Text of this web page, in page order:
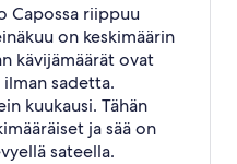
Capossa riippuu
on keskimäärin
kävijämäärät ovat
sadetta.
kuukausi. Tähän
ja sää on
sateella.